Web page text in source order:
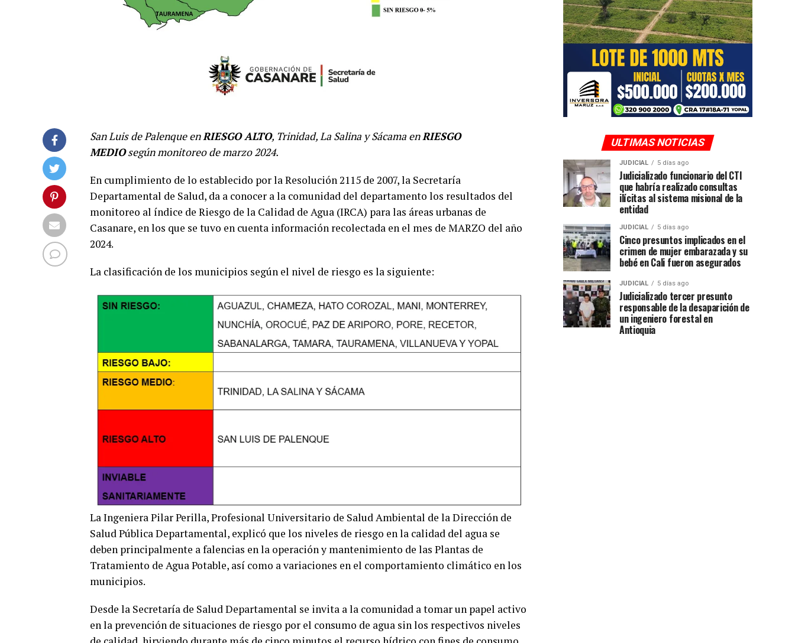
San Luis de Palenque enRIESGO ALTO, Trinidad, La Salina y Sácama enRIESGO
MEDIOsegún monitoreo de marzo 2024.
En cumplimiento de lo establecido por la Resolución 2115 de 2007, la Secretaría
Departamental de Salud, da a conocer a la comunidad del departamento los resultados del
monitoreo al índice de Riesgo de la Calidad de Agua (IRCA) para las áreas urbanas de
Casanare, en los que se tuvo en cuenta información recolectada en el mes de MARZO del año
2024.
La clasificación de los municipios según el nivel de riesgo es la siguiente:
La Ingeniera Pilar Perilla, Profesional Universitario de Salud Ambiental de la Dirección de
Salud Pública Departamental, explicó que los niveles de riesgo en la calidad del agua se
deben principalmente a falencias en la operación y mantenimiento de las Plantas de
Tratamiento de Agua Potable, así como a variaciones en el comportamiento climático en los
municipios.
Desde la Secretaría de Salud Departamental se invita a la comunidad a tomar un papel activo
en la prevención de situaciones de riesgo por el consumo de agua sin los respectivos niveles
ULTIMAS NOTICIAS
JUDICIAL 5 días ago
Judicializado funcionario del CTI
que habría realizado consultas
ilícitas al sistema misional de la
entidad
JUDICIAL 5 días ago
Cinco presuntos implicados en el
crimen de mujer embarazada y su
bebé en Cali fueron asegurados
JUDICIAL 5 días ago
Judicializado tercer presunto
responsable de la desaparición de
un ingeniero forestal en
Antioquia